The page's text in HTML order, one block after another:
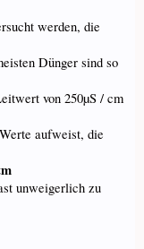
werden, die
Dünger sind so
von 250µS / cm
aufweist, die
unweigerlich zu